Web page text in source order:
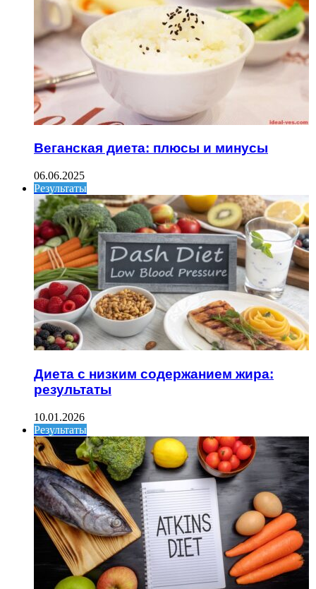
Веганская диета: плюсы и минусы
06.06.2025
Результаты
Диета с низким содержанием жира:
результаты
10.01.2026
Результаты